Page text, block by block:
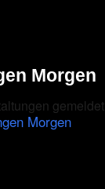
Morgen
gemeldet
Morgen